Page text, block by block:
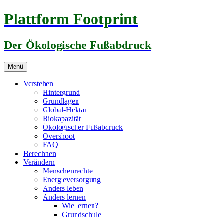
Zum
Inhalt
Plattform Footprint
Der Ökologische Fußabdruck
Menü
Verstehen
Hintergrund
Grundlagen
Global-Hektar
Biokapazität
Ökologischer Fußabdruck
Overshoot
FAQ
Berechnen
Verändern
Menschenrechte
Energieversorgung
Anders leben
Anders lernen
Wie lernen?
Grundschule